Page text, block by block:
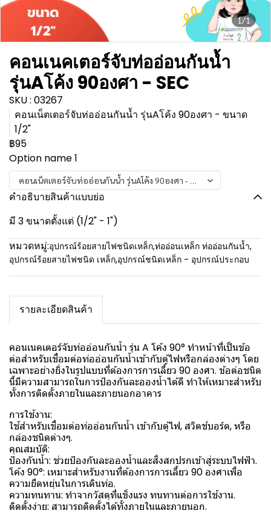
1/1
คอนเนคเตอร์จับท่ออ่อนกันน้ำ
รุ่นAโค้ง 90องศา - SEC
SKU : 03267
คอนเน็ตเตอร์จับท่ออ่อนกันน้ำ รุ่นAโค้ง 90องศา - ขนาด
1/2"
฿95
Option name 1
คอนเน็ตเตอร์จับท่ออ่อนกันน้ำ รุ่นAโค้ง 90องศา - ขนาด 1/2"
คำอธิบายสินค้าแบบย่อ
มี 3 ขนาดตั้งแต่ (1/2" - 1")
หมวดหมู่:อุปกรณ์ร้อยสายไฟชนิดเหล็ก,ท่ออ่อนเหล็ก ท่ออ่อนกันน้ำ,
อุปกรณ์ร้อยสายไฟชนิด เหล็ก,อุปกรณ์ชนิดเหล็ก - อุปกรณ์ประกอบ
รายละเอียดสินค้า
คอนเนคเตอร์จับท่ออ่อนกันน้ำ รุ่น A โค้ง 90° ทำหน้าที่เป็นข้อ
ต่อสำหรับเชื่อมต่อท่ออ่อนกันน้ำเข้ากับตู้ไฟหรือกล่องต่างๆ โดย
เฉพาะอย่างยิ่งในรูปแบบที่ต้องการการเลี้ยว 90 องศา. ข้อต่อชนิด
นี้มีความสามารถในการป้องกันละอองน้ำได้ดี ทำให้เหมาะสำหรับ
ทั้งการติดตั้งภายในและภายนอกอาคาร
การใช้งาน:
ใช้สำหรับเชื่อมต่อท่ออ่อนกันน้ำ เข้ากับตู้ไฟ, สวิตช์บอร์ด, หรือ
กล่องชนิดต่างๆ.
คุณสมบัติ:
ป้องกันน้ำ: ช่วยป้องกันละอองน้ำและสิ่งสกปรกเข้าสู่ระบบไฟฟ้า.
โค้ง 90°: เหมาะสำหรับงานที่ต้องการการเลี้ยว 90 องศาเพื่อ
ความยืดหยุ่นในการเดินท่อ.
ความทนทาน: ทำจากวัสดุที่แข็งแรง ทนทานต่อการใช้งาน.
ติดตั้งง่าย: สามารถติดตั้งได้ทั้งภายในและภายนอก.